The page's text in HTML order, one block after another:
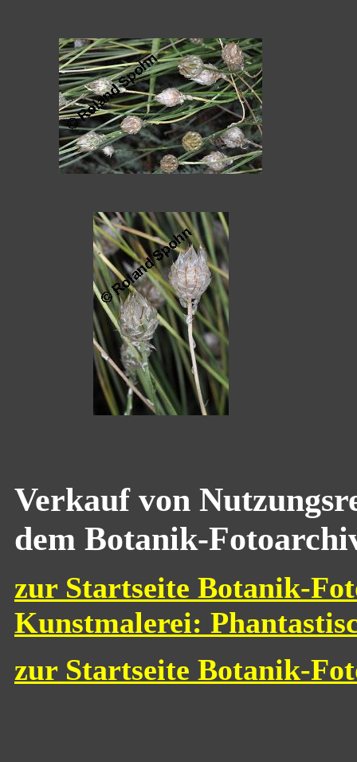
Verkauf von
dem Botanik-
zur Startseite Botanik-
Kunstmalerei:
zur Startseite Botanik-